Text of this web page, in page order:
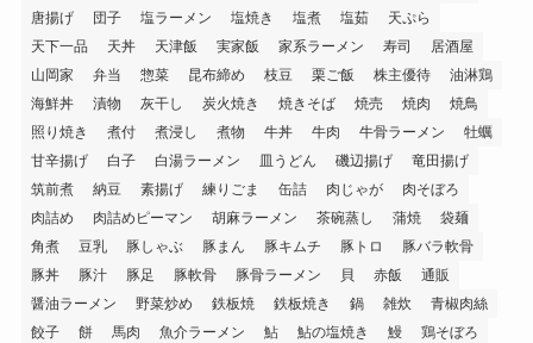
唐揚げ
団子 塩ラーメン 塩焼き 塩煮 塩茹
天ぷら
天下一品
天丼 天津飯 実家飯 家系ラーメン 寿司
居酒屋
山岡家
弁当 惣菜 昆布締め 枝豆 栗ご飯 株主優待
油淋鶏
海鮮丼
漬物 灰干し 炭火焼き 焼きそば 焼売 焼肉
焼鳥
照り焼き
煮付 煮浸し 煮物 牛丼 牛肉 牛骨ラーメン
牡蠣
甘辛揚げ
白子 白湯ラーメン 皿うどん 磯辺揚げ
竜田揚げ
筑前煮
納豆 素揚げ 練りごま 缶詰 肉じゃが
肉そぼろ
肉詰め
肉詰めピーマン 胡麻ラーメン 茶碗蒸し 蒲焼
袋麺
角煮
豆乳 豚しゃぶ 豚まん 豚キムチ 豚トロ
豚バラ軟骨
豚丼
豚汁 豚足 豚軟骨 豚骨ラーメン 貝 赤飯
通販
醤油ラーメン
野菜炒め 鉄板焼 鉄板焼き 鍋 雑炊
青椒肉絲
餃子
餅 馬肉 魚介ラーメン 鮎 鮎の塩焼き 鰻
鶏そぼろ